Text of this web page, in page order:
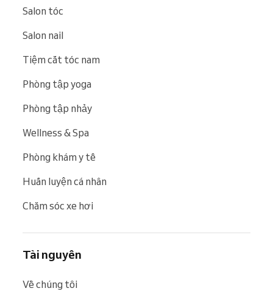
Salon tóc
Salon nail
Tiệm cắt tóc nam
Phòng tập yoga
Phòng tập nhảy
Wellness & Spa
Phòng khám y tế
Huấn luyện cá nhân
Chăm sóc xe hơi
Tài nguyên
Về chúng tôi